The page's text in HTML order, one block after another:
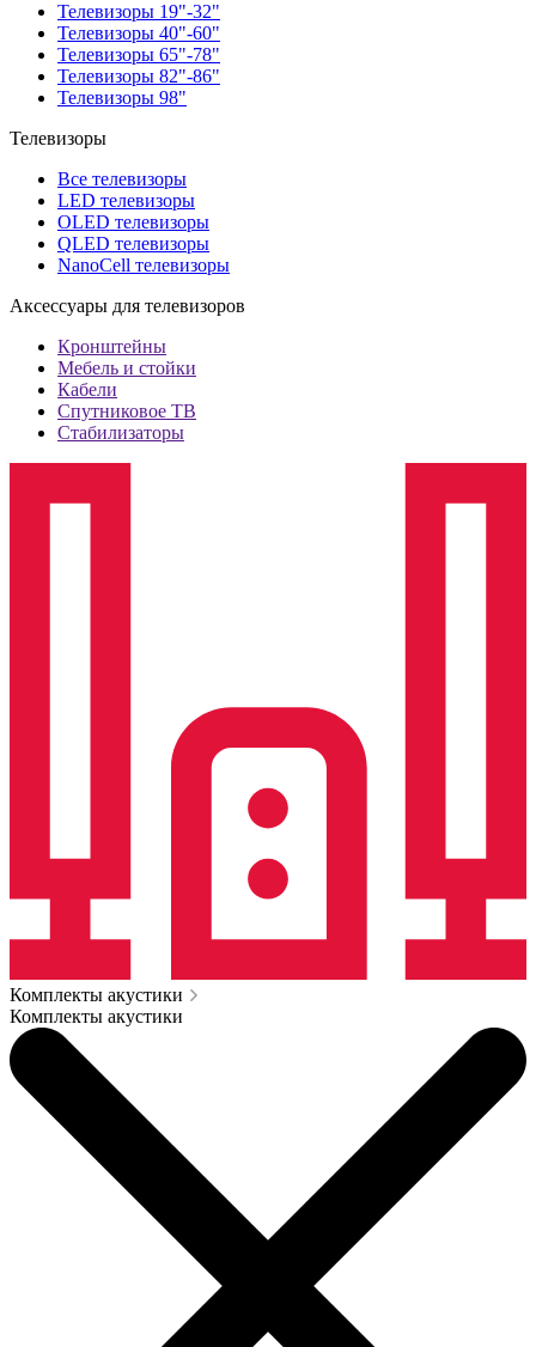
Телевизоры 19"-32"
Телевизоры 40"-60"
Телевизоры 65"-78"
Телевизоры 82"-86"
Телевизоры 98"
Телевизоры
Все телевизоры
LED телевизоры
OLED телевизоры
QLED телевизоры
NanoCell телевизоры
Аксессуары для телевизоров
Кронштейны
Мебель и стойки
Кабели
Спутниковое ТВ
Стабилизаторы
Комплекты акустики
Комплекты акустики